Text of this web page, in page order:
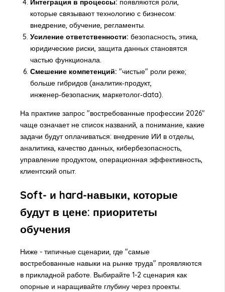
Интеграция в процессы: появляются роли,
которые связывают технологию с бизнесом:
внедрение, обучение, регламенты.
Усиление ответственности: безопасность, этика,
юридические риски, защита данных становятся
частью функционала.
Смешение компетенций: "чистые" роли реже;
больше гибридов (аналитик‑продукт,
инженер‑безопасник, маркетолог‑data).
На практике запрос "востребованные профессии 2026"
чаще означает не список названий, а понимание, какие
задачи будут оплачиваться: внедрение ИИ в отделы,
аналитика, качество данных, кибербезопасность,
управление продуктом, операционная эффективность,
клиентский опыт.
Soft- и hard-навыки, которые
будут в цене: приоритеты
обучения
Ниже - типичные сценарии, где "самые
востребованные навыки на рынке труда" проявляются
в прикладной работе. Выбирайте 1-2 сценария как
опорные и наращивайте глубину через проекты.